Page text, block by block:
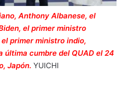
Anthony Albanese, el
el primer ministro
primer ministro indio,
última cumbre del QUAD el 24
Japón. YUICHI